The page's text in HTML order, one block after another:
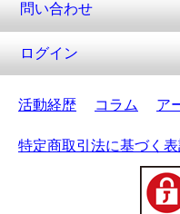
問い合わせ
ログイン
活動経歴 コラム ア
特定商取引法に基づく